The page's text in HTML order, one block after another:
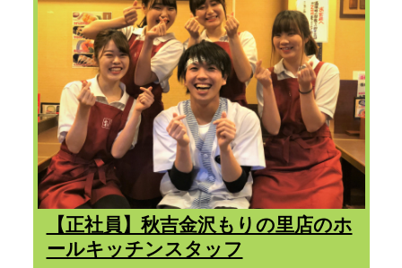
【正社員】秋吉金沢もりの里店のホ
ールキッチンスタッフ